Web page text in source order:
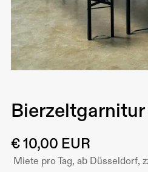
€ 10,00 EUR
Miete pro Tag, ab Düsseldorf,